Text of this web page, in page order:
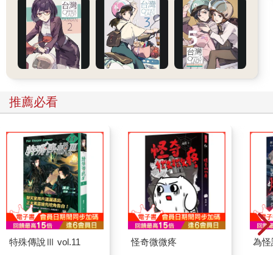
歷史中也扮演了某種角色，其起源可追溯至宮廷建立的初期。當
時安娜皇后邀請一位法國的芭蕾舞大師前來教授宮廷侍者的子女
們儀態和舉止，因為這他們能否勝任這個角色的關鍵。同時，安
娜也請芭蕾舞大師為皇家軍校的少年們授課，這正是拒喬治於門
外的精英軍事訓練學校。軍校與芭蕾訓練有著千絲萬縷的關係。
芭蕾最早源於法國和義大利，而從那時起，芭蕾就與軍事藝術並
沙皇的建築師在設計羅西街時，也試圖將以石頭為建材的宮殿蓋
在城市中，因此他們決定將皇家劇院學校設立在沃龍佐夫宮
（Vorontsov Palace）的正對面，那裡正是沙皇精英軍事學院的所
在地。軍事與舞蹈分別代表戰爭與和平的藝術，兩者為歷史上的
近親，踏著相同的步伐並採用共同的訓練方法，從不同的面向致
力打造帝國的紀律、階級和專制體制。這就是喬治的新家。
喬治恰好在艱難的時刻來到這所學校。此時，賦予芭蕾舞生命的
皇室正身陷重重危機，沙皇和他的手下忙著在宮殿周圍築起越來
越厚的高牆，以保護搖搖欲墜的帝制。冬宮透過國家暴力無情鎮
壓來自四面八方的罷工、暗殺、爆炸、飢荒和農民起義。尼古拉
二世越來越無法勝任歷史賦予他的角色，顯得十分無能。儘管尼
古拉二世曾在慶祝羅曼諾夫（Romanov）家族統治三百年的奢華
推薦必看
特殊傳說Ⅲ vol.11 怪奇微微疼 為怪